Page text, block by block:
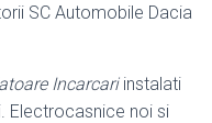
SC Automobile Dacia
Incarcariinstalati
Electrocasnice noi si